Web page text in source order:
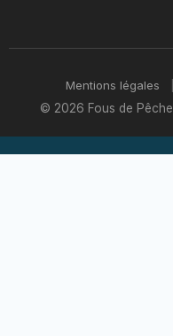
Mentions légales
© 2026 Fous de Pêche